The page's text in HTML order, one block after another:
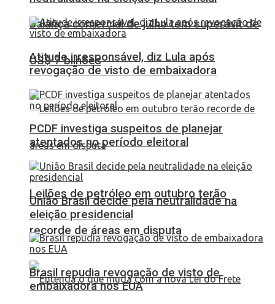
Balança comercial de julho tem superávit de
US$ 7 bilhões
Leilões de petróleo em outubro terão
recorde de áreas em disputa
Atitude irresponsável, diz Lula após
revogação de visto de embaixadora
PCDF investiga suspeitos de planejar
atentados no período eleitoral
União Brasil decide pela neutralidade na
eleição presidencial
Brasil repudia revogação de visto de
embaixadora nos EUA